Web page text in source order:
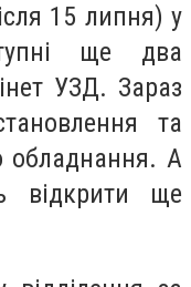
15 липня) у
ще два
УЗД. Зараз
та
обладнання. А
відкрити ще